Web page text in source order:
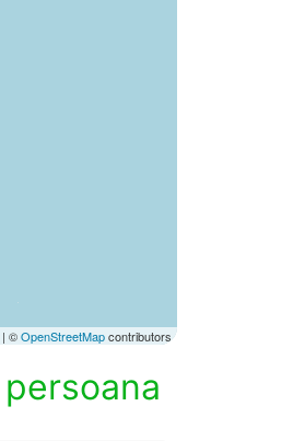
| ©OpenStreetMapcontributors